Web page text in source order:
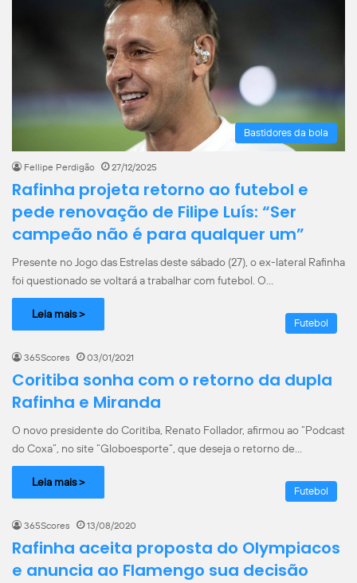
Bastidores da bola
Fellipe Perdigão 27/12/2025
Rafinha projeta retorno ao futebol e
pede renovação de Filipe Luís: “Ser
campeão não é para qualquer um”
Presente no Jogo das Estrelas deste sábado (27), o ex-lateral Rafinha
foi questionado se voltará a trabalhar com futebol. O…
Leia mais >
Futebol
365Scores 03/01/2021
Coritiba sonha com o retorno da dupla
Rafinha e Miranda
O novo presidente do Coritiba, Renato Follador, afirmou ao “Podcast
do Coxa”, no site “Globoesporte”, que deseja o retorno de…
Leia mais >
Futebol
365Scores 13/08/2020
Rafinha aceita proposta do Olympiacos
e anuncia ao Flamengo sua decisão